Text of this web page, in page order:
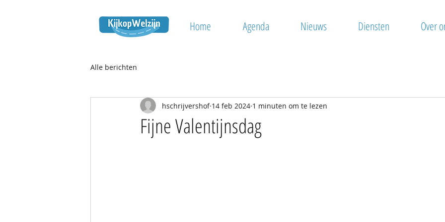
Home Agenda Nieuws Diensten Over
Alle berichten
Fijne Valentijnsdag
hschrijvershof 14 feb 2024 1 minuten om te lezen